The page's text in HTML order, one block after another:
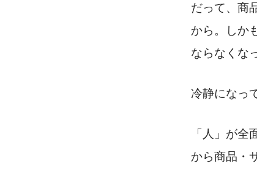
だって、商
から。しか
ならなくな
冷静になっ
「人」が
から商品・